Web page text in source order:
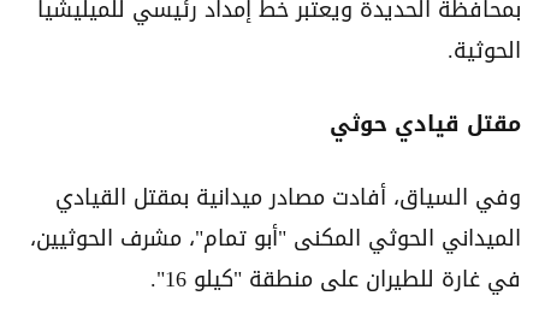
بمحافظة الحديدة ويعتبر خط إمداد رئيسي للميليشيا
الحوثية.
مقتل قيادي حوثي
وفي السياق، أفادت مصادر ميدانية بمقتل القيادي
الميداني الحوثي المكنى "أبو تمام"، مشرف الحوثيين،
في غارة للطيران على منطقة "كيلو 16".